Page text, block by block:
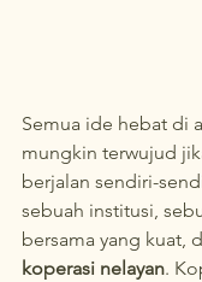
Semua ide hebat di
mungkin terwujud
berjalan sendiri-
sebuah institusi,
bersama yang kuat,
koperasi nelayan.